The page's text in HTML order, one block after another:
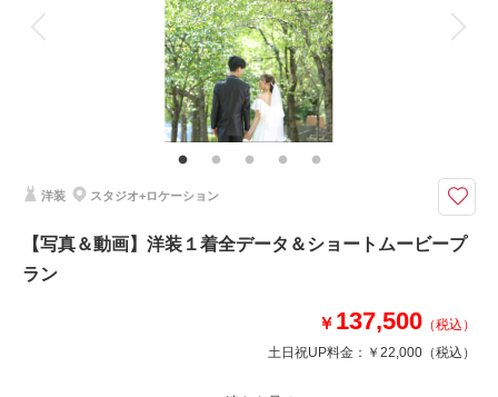
会食
家族用衣装レンタル
その他含むもの
パーク入場料+駐車料金、チャペル使用料
遊園地フォトだけじゃない！アンティークステンドグラスのチャペルフォト
観覧車やメリーゴーランドなどノスタルジックな雰囲気のお写真が撮影でき
るスポット「日本モンキーパーク」での構えすぎないナチュラルな表情や動
きのある写真撮影とクラシカルなチャペルでの撮影。両方叶えたいおふたり
にはこのプラン！
撮影日の空き
を確認する
洋装 スタジオ+ロケーション
【写真＆動画】洋装１着全データ＆ショートムービープ
ラン
￥ 137,500 （税込）
土日祝UP料金： ￥22,000 （税込）